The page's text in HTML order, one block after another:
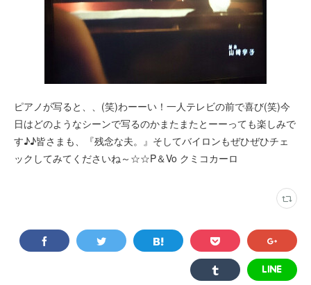
ピアノが写ると、、(笑)わーーい！一人テレビの前で喜び(笑)今
日はどのようなシーンで写るのかまたまたとーーっても楽しみで
す♪♪皆さまも、『残念な夫。』そしてバイロンもぜひぜひチェ
ックしてみてくださいね～☆☆P＆Vo クミコカーロ